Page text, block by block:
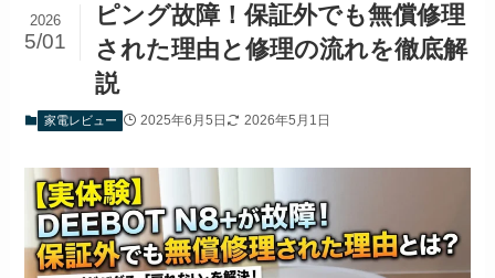
ピング故障！保証外でも無償修理
された理由と修理の流れを徹底解
説
2026
5/01
家電レビュー 2025年6月5日 2026年5月1日